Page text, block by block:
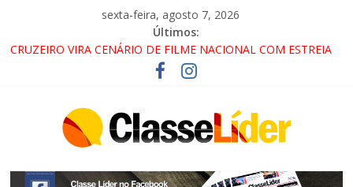
sexta-feira, agosto 7, 2026
Últimos:
CRUZEIRO VIRA CENÁRIO DE FILME NACIONAL COM ESTREIA
PROMOTOR DO GAECO
ACESSO À APARECIDA NA DUTRA SERÁ BLOQUEADO NO FIM
ALTERNATIVAS